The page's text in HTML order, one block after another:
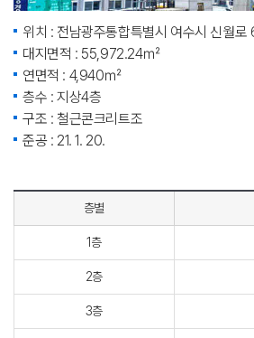
위치 : 전남광주통합특별시 여수시 신월로
대지면적 : 55,972.24㎡
연면적 : 4,940㎡
층수 : 지상4층
구조 : 철근콘크리트조
준공 : 21. 1. 20.
층별
1층
2층
3층